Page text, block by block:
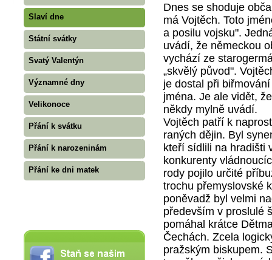
Slaví dne
Státní svátky
Svatý Valentýn
Významné dny
Velikonoce
Přání k svátku
Přání k narozeninám
Přání ke dni matek
Dnes se shoduje
má Vojtěch. Toto
a posilu vojsku".
uvádí, že německou
vychází ze
„skvělý původ".
je dostal při
jména. Je ale vidět,
někdy mylně uvádí.
Vojtěch patří k
raných dějin. Byl
kteří sídlili na hradišti
konkurenty
rody pojilo určité
trochu přemyslovské
poněvadž byl velmi
především v proslulé
pomáhal krátce
Čechách. Zcela
pražským biskupem.